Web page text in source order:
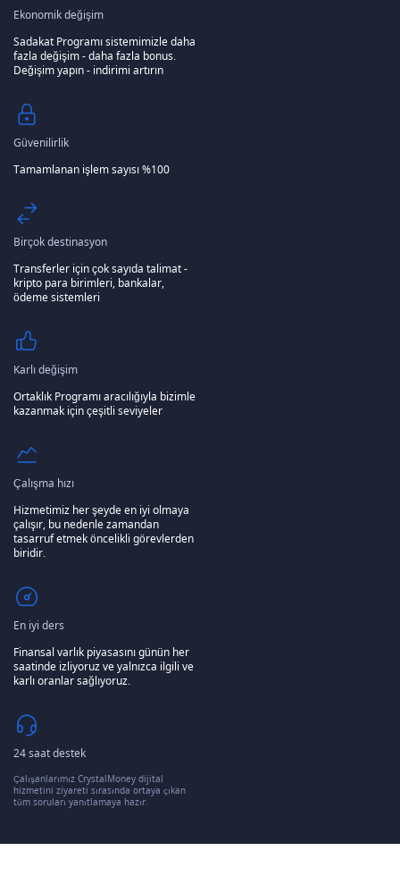
Ekonomik değişim
Sadakat Programı sistemimizle daha
fazla değişim - daha fazla bonus.
Değişim yapın - indirimi artırın
Güvenilirlik
Tamamlanan işlem sayısı %100
Birçok destinasyon
Transferler için çok sayıda talimat -
kripto para birimleri, bankalar,
ödeme sistemleri
Karlı değişim
Ortaklık Programı aracılığıyla bizimle
kazanmak için çeşitli seviyeler
Çalışma hızı
Hizmetimiz her şeyde en iyi olmaya
çalışır, bu nedenle zamandan
tasarruf etmek öncelikli görevlerden
biridir.
En iyi ders
Finansal varlık piyasasını günün her
saatinde izliyoruz ve yalnızca ilgili ve
karlı oranlar sağlıyoruz.
24 saat destek
Çalışanlarımız CrystalMoney dijital
hizmetini ziyareti sırasında ortaya çıkan
tüm soruları yanıtlamaya hazır.